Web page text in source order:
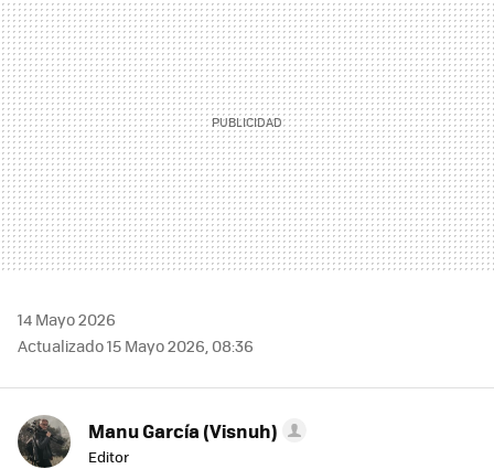
14 Mayo 2026
Actualizado 15 Mayo 2026, 08:36
Manu García (Visnuh)
Editor